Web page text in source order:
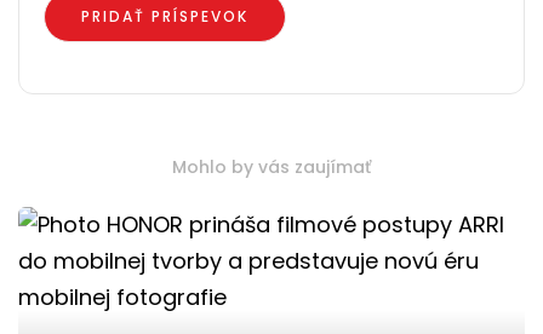
Mohlo by vás zaujímať